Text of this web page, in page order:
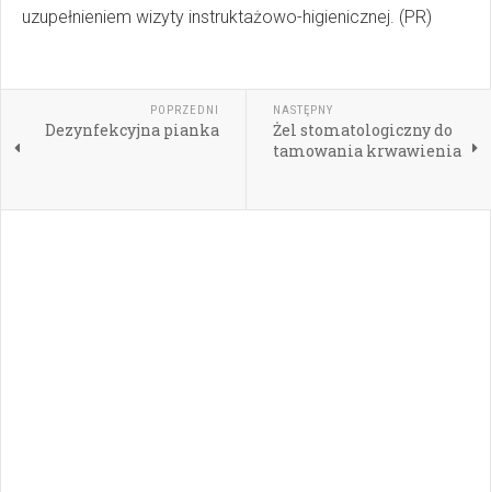
uzupełnieniem wizyty instruktażowo-higienicznej. (PR)
POPRZEDNI
Dezynfekcyjna pianka
NASTĘPNY
Żel stomatologiczny do
tamowania krwawienia